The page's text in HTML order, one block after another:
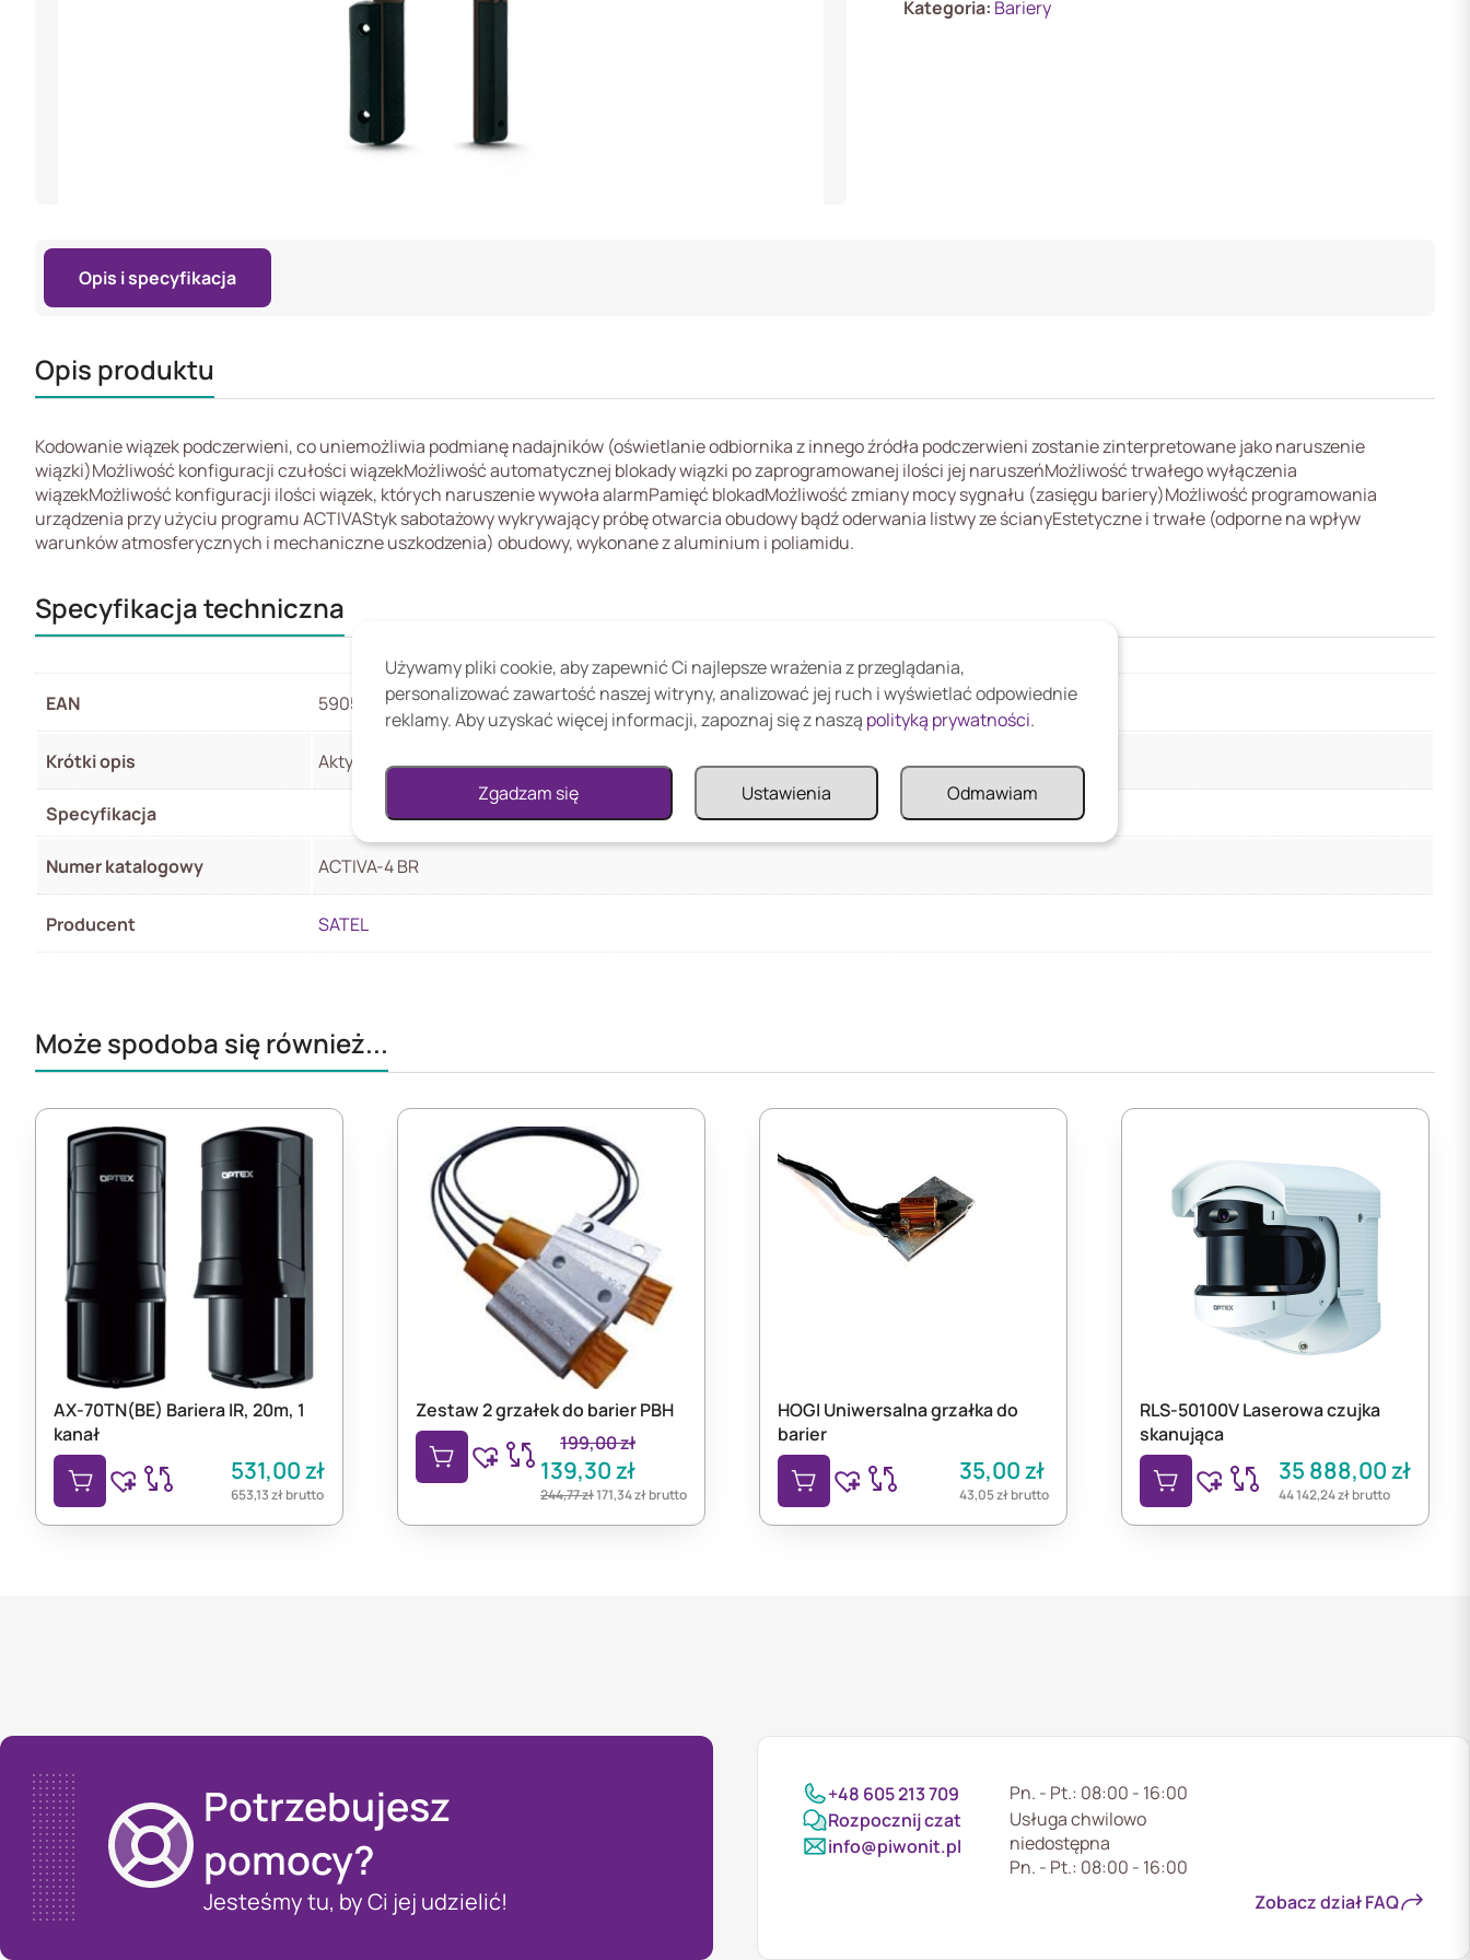
Kategoria: Bariery
Opis i specyfikacja
Opis produktu
Kodowanie wiązek podczerwieni, co uniemożliwia podmianę nadajników (oświetlanie odbiornika z innego źródła podczerwieni zostanie zinterpretowane jako naruszenie
wiązki)Możliwość konfiguracji czułości wiązekMożliwość automatycznej blokady wiązki po zaprogramowanej ilości jej naruszeńMożliwość trwałego wyłączenia
wiązekMożliwość konfiguracji ilości wiązek, których naruszenie wywoła alarmPamięć blokadMożliwość zmiany mocy sygnału (zasięgu bariery)Możliwość programowania
urządzenia przy użyciu programu ACTIVAStyk sabotażowy wykrywający próbę otwarcia obudowy bądź oderwania listwy ze ścianyEstetyczne i trwałe (odporne na wpływ
warunków atmosferycznych i mechaniczne uszkodzenia) obudowy, wykonane z aluminium i poliamidu.
Specyfikacja techniczna
EAN 5905033336728
Krótki opis Aktywna bariera podczerwieni z czterema wiązkami w brązowej obudowie.
Specyfikacja
Numer katalogowy ACTIVA-4 BR
Producent SATEL
Może spodoba się również...
AX-70TN(BE) Bariera IR, 20m, 1
kanał
531,00zł
653,13złbrutto
Zestaw 2 grzałek do barier PBH
199,00zł
139,30zł
244,77zł171,34złbrutto
HOGI Uniwersalna grzałka do
barier
35,00zł
43,05złbrutto
RLS-50100V Laserowa czujka
skanująca
35 888,00zł
44 142,24złbrutto
Potrzebujesz
pomocy?
Jesteśmy tu, by Ci jej udzielić!
+48 605 213 709
Rozpocznij czat
info@piwonit.pl
Pn. - Pt.: 08:00 - 16:00
Usługa chwilowo
niedostępna
Pn. - Pt.: 08:00 - 16:00
Zobacz dział FAQ
Używamy pliki cookie, aby zapewnić Ci najlepsze wrażenia z przeglądania,
personalizować zawartość naszej witryny, analizować jej ruch i wyświetlać odpowiednie
reklamy. Aby uzyskać więcej informacji, zapoznaj się z naszą polityką prywatności.
Zgadzam się Ustawienia Odmawiam